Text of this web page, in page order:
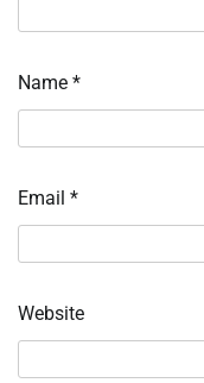
Name *
Email *
Website